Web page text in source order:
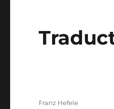
Autor
Franz Hefele